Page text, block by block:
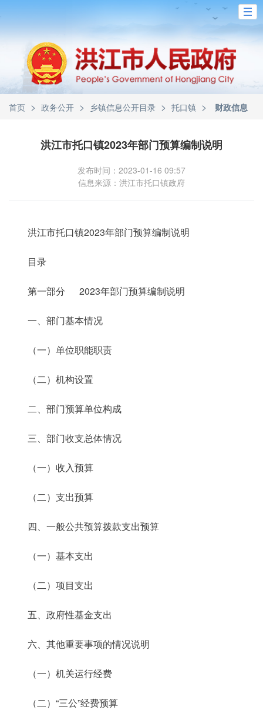
首页 > 政务公开 > 乡镇信息公开目录 > 托口镇 > 财政信息
洪江市托口镇2023年部门预算编制说明
发布时间：2023-01-16 09:57
信息来源：洪江市托口镇政府
洪江市托口镇2023年部门预算编制说明
目录
第一部分 2023年部门预算编制说明
一、部门基本情况
（一）单位职能职责
（二）机构设置
二、部门预算单位构成
三、部门收支总体情况
（一）收入预算
（二）支出预算
四、一般公共预算拨款支出预算
（一）基本支出
（二）项目支出
五、政府性基金支出
六、其他重要事项的情况说明
（一）机关运行经费
（二）“三公”经费预算